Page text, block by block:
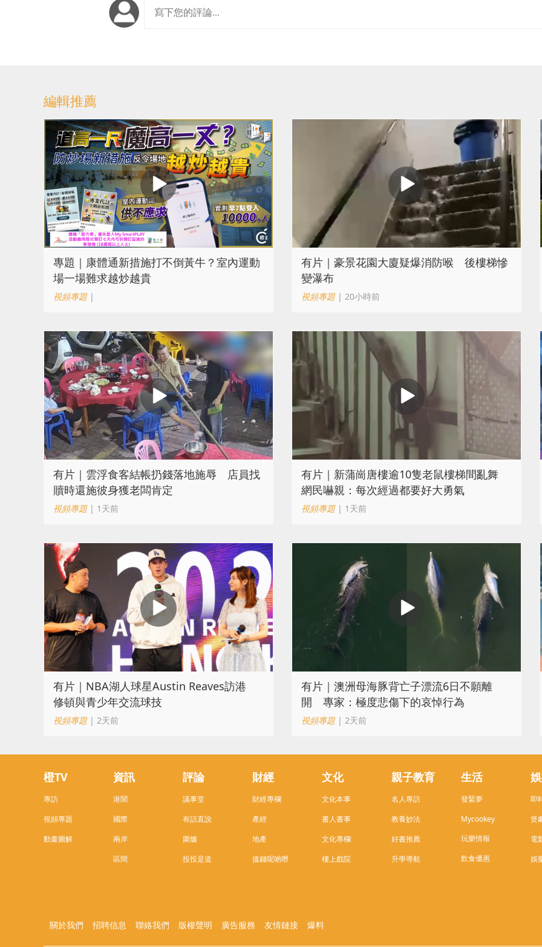
編輯推薦
專題｜康體通新措施打不倒黃牛？室內運動
場一場難求越炒越貴
視頻專題|
有片｜豪景花園大廈疑爆消防喉 後樓梯慘
變瀑布
視頻專題| 20小時前
​有片｜雲浮食客結帳扔錢落地施辱 店員找
贖時還施彼身獲老闆肯定
視頻專題| 1天前
有片｜新蒲崗唐樓逾10隻老鼠樓梯間亂舞
網民嚇親：每次經過都要好大勇氣
視頻專題| 1天前
有片｜NBA湖人球星Austin Reaves訪港
修頓與青少年交流球技
視頻專題| 2天前
有片｜澳洲母海豚背亡子漂流6日不願離
開 專家：極度悲傷下的哀悼行為
視頻專題| 2天前
橙TV
專訪
視頻專題
動畫圖解
資訊
港聞
國際
兩岸
區間
評論
議事堂
有話直說
圍爐
投投是道
財經
財經專欄
產經
地產
搵錢呢啲嘢
文化
文化本事
書人書事
文化專欄
樓上戲院
親子教育
名人專訪
教養妙法
好書推薦
升學導航
生活
發緊夢
Mycookey
玩樂情報
飲食優惠
即
煲
電
娛
關於我們 招聘信息 聯絡我們 版權聲明 廣告服務 友情鏈接 爆料